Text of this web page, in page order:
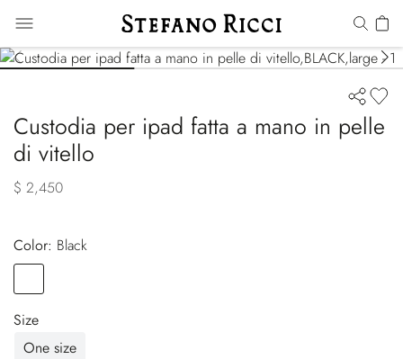
Custodia per ipad fatta a mano in pelle
di vitello
$ 2,450
Color:
black
Size
One size